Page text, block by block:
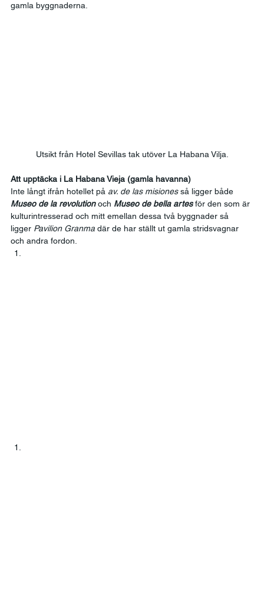
gamla byggnaderna.
Utsikt från Hotel Sevillas tak utöver La Habana Vilja.
Att upptäcka i La Habana Vieja (gamla havanna)
Inte långt ifrån hotellet på av. de las misiones så ligger både
Museo de la revolution och Museo de bella artes för den som är
kulturintresserad och mitt emellan dessa två byggnader så
ligger Pavilion Granma där de har ställt ut gamla stridsvagnar
och andra fordon.